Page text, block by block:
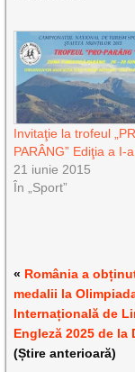
Invitaţie la trofeul
PARÂNG” Ediţia a I-
21 iunie 2015
În „Sport”
« România a
medalii la
Internațională de
Engleză 2025 de la
(Știre anterioară)